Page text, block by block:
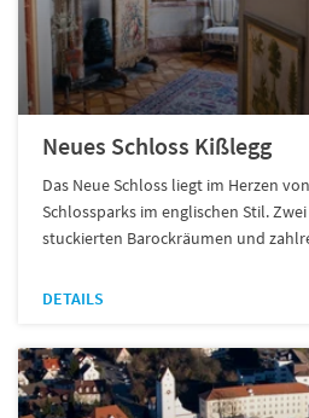
Neues Schloss Kißlegg
Das Neue Schloss liegt im Herzen
Schlossparks im englischen Stil.
stuckierten Barockräumen und
DETAILS